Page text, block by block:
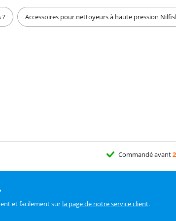
? Accessoires pour nettoyeurs à haute pression
Commandé avant
et facilement sur la page de notre service client.